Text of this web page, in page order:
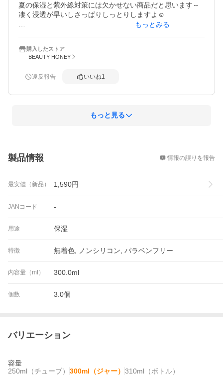
夏の保湿と紫外線対策には欠かせない商品だと思います～
凄く浸透が早いしさっぱりしっとりしますよ☺
誕生日プレゼントの時期だったのでラッキー🎵
もっとみる
購入したストア
BEAUTY HONEY
違反報告 いいね1
もっと見る
製品情報 情報の誤りを報告
最安値（新品） 1,590円
JANコード -
用途 保湿
特徴 無着色, ノンシリコン, パラベンフリー
内容量（ml） 300.0ml
個数 3.0個
バリエーション
容量
250ml（チューブ） 300ml（ジャー） 310ml（ボトル）